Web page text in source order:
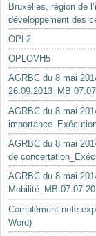
Bruxelles, région de
développement des
OPL2
OPLOVH5
AGRBC du 8 mai
26.09.2013_MB
AGRBC du 8 mai
AGRBC du 8 mai
de
AGRBC du 8 mai
Mobilité_MB
Complément note
Word)